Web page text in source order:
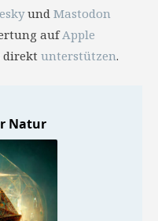
und Mastodon
aufApple
direkt unterstützen.